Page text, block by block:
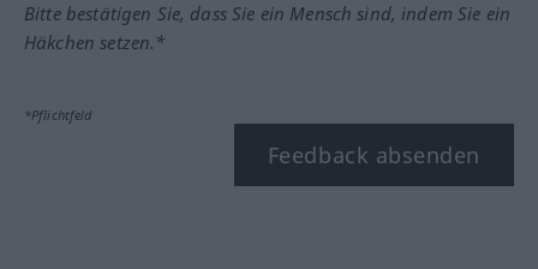
Bitte bestätigen Sie, dass Sie ein Mensch sind, indem Sie ein
Häkchen setzen.*
*Pflichtfeld
Feedback absenden